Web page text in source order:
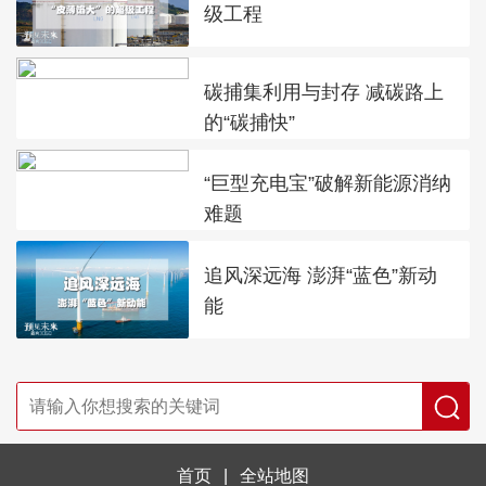
级工程
碳捕集利用与封存 减碳路上
的“碳捕快”
“巨型充电宝”破解新能源消纳
难题
追风深远海 澎湃“蓝色”新动
能
首页 全站地图